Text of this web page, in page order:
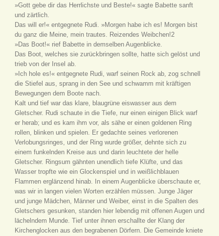
»Gott gebe dir das Herrlichste und Beste!« sagte Babette sanft
und zärtlich.
Das will er!« entgegnete Rudi. »Morgen habe ich es! Morgen bist
du ganz die Meine, mein trautes. Reizendes Weibchen!2
»Das Boot!« rief Babette in demselben Augenblicke.
Das Boot, welches sie zurückbringen sollte, hatte sich gelöst und
trieb von der Insel ab.
»Ich hole es!« entgegnete Rudi, warf seinen Rock ab, zog schnell
die Stiefel aus, sprang in den See und schwamm mit kräftigen
Bewegungen dem Boote nach.
Kalt und tief war das klare, blaugrüne eiswasser aus dem
Gletscher. Rudi schaute in die Tiefe, nur einen einigen Blick warf
er herab; und es kam ihm vor, als sähe er einen goldenen Ring
rollen, blinken und spielen. Er gedachte seines verlorenen
Verlobungsringes, und der Ring wurde größer, dehnte sich zu
einem funkelnden Kreise aus und darin leuchtete der helle
Gletscher. Ringsum gähnten unendlich tiefe Klüfte, und das
Wasser tropfte wie ein Glockenspiel und in weißlichblauen
Flammen erglänzend hinab. In einem Augenblicke überschaute er,
was wir in langen vielen Worten erzählen müssen. Junge Jäger
und junge Mädchen, Männer und Weiber, einst in die Spalten des
Gletschers gesunken, standen hier lebendig mit offenen Augen und
lächelndem Munde. Tief unter ihnen erschallte der Klang der
Kirchenglocken aus den begrabenen Dörfern. Die Gemeinde kniete